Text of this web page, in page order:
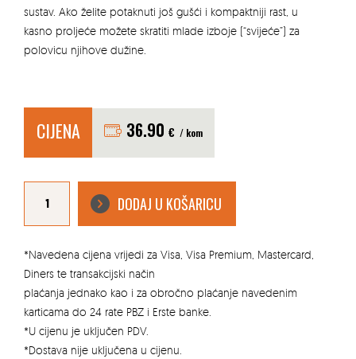
sustav. Ako želite potaknuti još gušći i kompaktniji rast, u
kasno proljeće možete skratiti mlade izboje (“svijeće”) za
polovicu njihove dužine.
CIJENA 36.90 € / kom
Pinus
'Mughus'
bor
količina
DODAJ U KOŠARICU
*Navedena cijena vrijedi za Visa, Visa Premium, Mastercard,
Diners te transakcijski način
plaćanja jednako kao i za obročno plaćanje navedenim
karticama do 24 rate PBZ i Erste banke.
*U cijenu je uključen PDV.
*Dostava nije uključena u cijenu.